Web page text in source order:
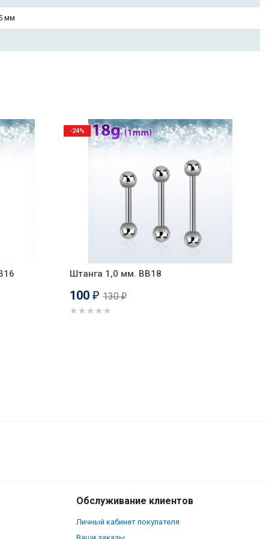
мм
Штанга 1,0 мм. BB18
100 ₽ 130₽
-24%
Обслуживание клиентов
Личный кабинет покупателя